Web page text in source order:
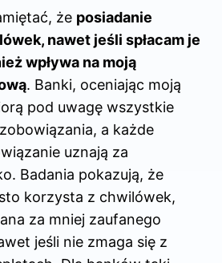
że posiadanie
nawet jeśli spłacam je
wpływa na moją
. Banki, oceniając moją
pod uwagę wszystkie
a każde
uznają za
Badania pokazują, że
korzysta z chwilówek,
za mniej zaufanego
jeśli nie zmaga się z